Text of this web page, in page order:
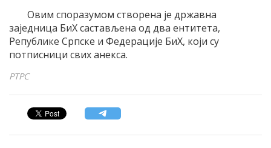
Овим споразумом створена је државна
заједница БиХ састављена од два ентитета,
Републике Српске и Федерације БиХ, који су
потписници свих анекса.
РТРС